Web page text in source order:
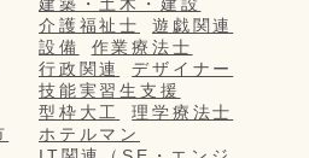
建築・土木・建設
介護福祉士
遊戯関連
設備
作業療法士
行政関連
デザイナー
技能実習生支援
型枠大工
理学療法士
ホテルマン